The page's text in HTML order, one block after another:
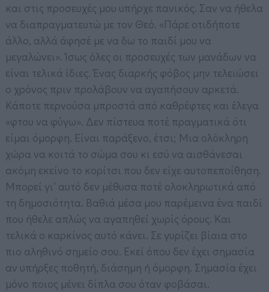
και στις προσευχές μου υπήρχε πανικός. Σαν να ήθελα
να διαπραγματευτώ με τον Θεό. «Πάρε οτιδήποτε
άλλο, αλλά άφησέ με να δω το παιδί μου να
μεγαλώνει». Ίσως όλες οι προσευχές των μανάδων να
είναι τελικά ίδιες. Ένας διαρκής φόβος μην τελειώσει
ο χρόνος πριν προλάβουν να αγαπήσουν αρκετά.
Κάποτε περνούσα μπροστά από καθρέφτες και έλεγα
«φτου να φύγω». Δεν πίστευα ποτέ πραγματικά ότι
είμαι όμορφη. Είναι παράξενο, έτσι; Μια ολόκληρη
χώρα να κοιτά το σώμα σου κι εσύ να αισθάνεσαι
ακόμη εκείνο το κορίτσι που δεν είχε αυτοπεποίθηση.
Μπορεί γι’ αυτό δεν μέθυσα ποτέ ολοκληρωτικά από
τη δημοσιότητα. Βαθιά μέσα μου παρέμεινα ένα παιδί
που ήθελε απλώς να αγαπηθεί χωρίς όρους. Και
τελικά ο καρκίνος αυτό κάνει. Σε γυρίζει βίαια στο
πιο αληθινό σημείο σου. Εκεί όπου δεν έχει σημασία
αν υπήρξες ποθητή, διάσημη ή όμορφη. Σημασία έχει
μόνο ποιος μένει δίπλα σου όταν φοβάσαι.